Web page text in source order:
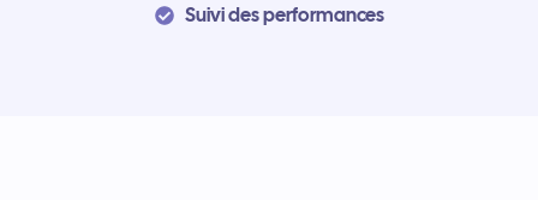
Suivi des performances